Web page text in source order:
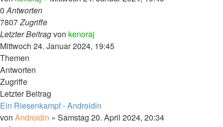
0Antworten
7807Zugriffe
Letzter Beitragvon kenoraj
Mittwoch 24. Januar 2024, 19:45
Themen
Antworten
Zugriffe
Letzter Beitrag
Ein Riesenkampf - Androidin
von Androidin » Samstag 20. April 2024, 20:34